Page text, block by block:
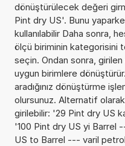
dönüştürülecek değeri
Pint dry US'. Bunu
kullanılabilir Daha sonra,
ölçü biriminin kategorisini
seçin. Ondan sonra,
uygun birimlere
aradığınız dönüştürme
olursunuz. Alternatif
girilebilir: '29 Pint dry US
'100 Pint dry US yi Barrel
US to Barrel --- varil